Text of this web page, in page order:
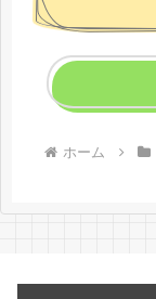
ホーム